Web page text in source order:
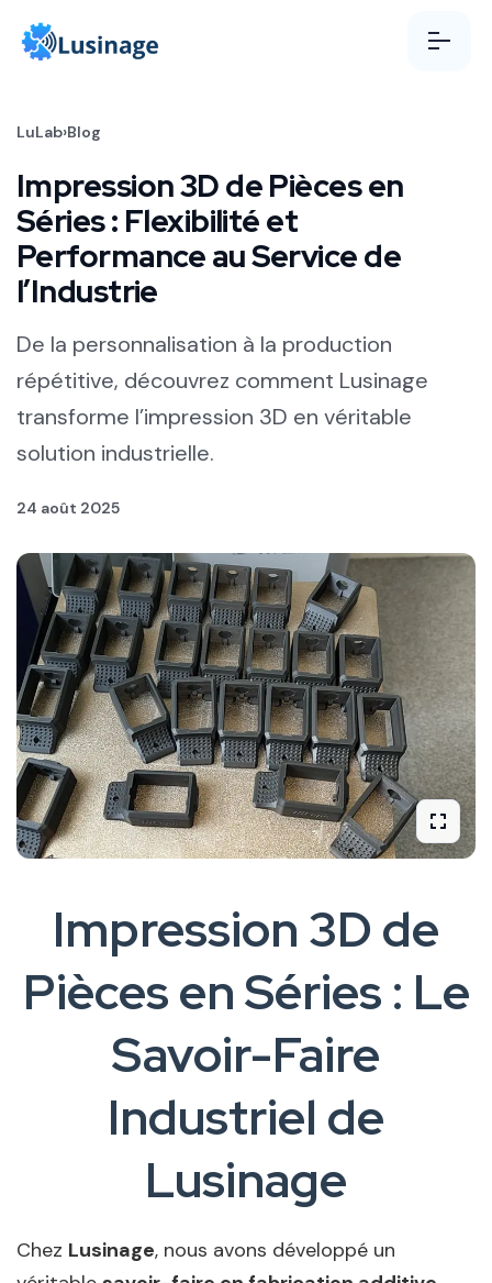
LuLab›Blog
Impression 3D de Pièces en
Séries : Flexibilité et
Performance au Service de
l’Industrie
De la personnalisation à la production
répétitive, découvrez comment Lusinage
transforme l’impression 3D en véritable
solution industrielle.
24 août 2025
Impression 3D de
Pièces en Séries : Le
Savoir-Faire
Industriel de
Lusinage
Chez Lusinage, nous avons développé un